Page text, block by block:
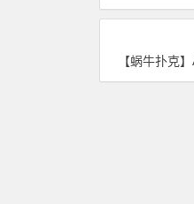
【蜗牛扑克】APL冠